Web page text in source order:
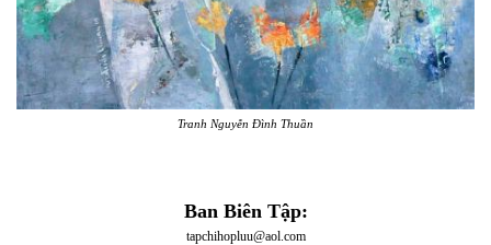
Tranh Nguyễn Đình Thuần
Ban Biên Tập:
tapchihopluu@aol.com